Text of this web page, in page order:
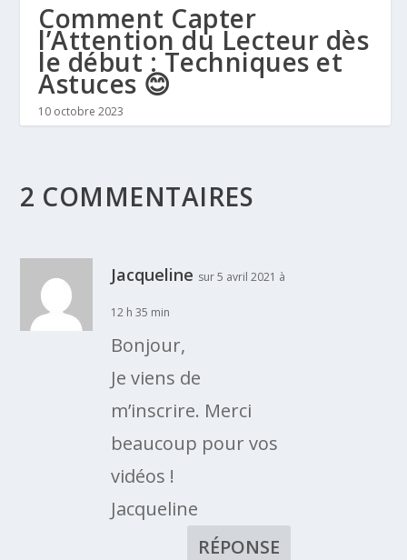
Comment Capter
l’Attention du Lecteur dès
le début : Techniques et
Astuces 😊
10 octobre 2023
2 COMMENTAIRES
Jacqueline sur 5 avril 2021 à
12 h 35 min
Bonjour,
Je viens de
m’inscrire. Merci
beaucoup pour vos
vidéos !
Jacqueline
RÉPONSE